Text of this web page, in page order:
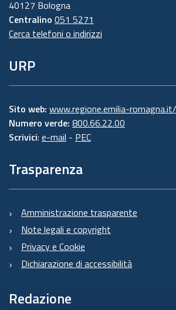
40127 Bologna
Centralino 051 5271
Cerca telefoni o indirizzi
URP
Sito web: www.regione.emilia-
Numero verde: 800.66.22.00
Scrivici: e-mail - PEC
Trasparenza
Amministrazione trasparente
Note legali e copyright
Privacy e Cookie
Dichiarazione di accessibilità
Redazione